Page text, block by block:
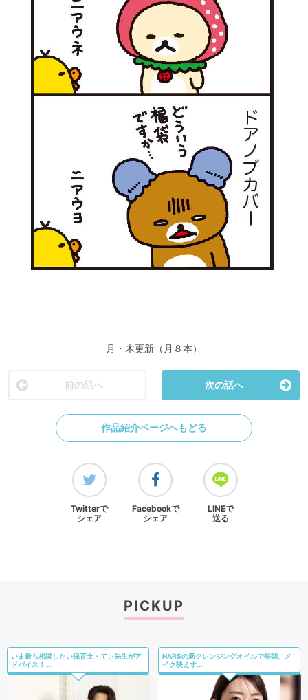
月・木更新（月８本）
前の話へ 次の話へ
作品紹介ページへもどる
Twitterで
シェア
Facebookで
シェア
LINEで
送る
PICKUP
いま最も相談したい保育士・てぃ先生がア
ドバイス！ ...
NARSの新クレンジングオイルで毎朝、メ
イク映えす...